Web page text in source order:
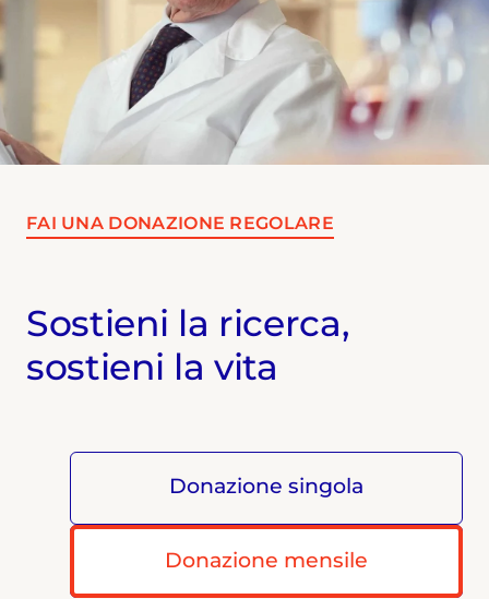
FAI UNA DONAZIONE REGOLARE
Sostieni la ricerca,
sostieni la vita
Donazione singola
Donazione mensile